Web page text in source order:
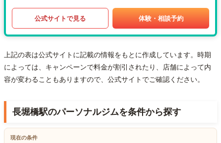
公式サイトで見る 体験・相談予約
上記の表は公式サイトに記載の情報をもとに作成しています。時期
によっては、キャンペーンで料金が割引されたり、店舗によって内
容が変わることもありますので、公式サイトでご確認ください。
長堀橋駅のパーソナルジムを条件から探す
現在の条件